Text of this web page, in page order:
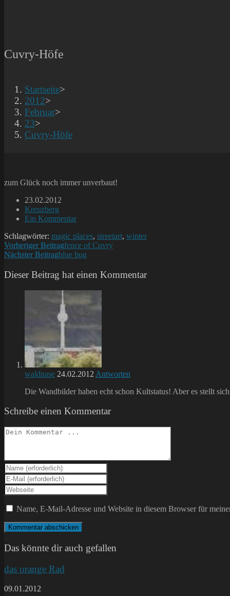
Cuvry-Höfe
Startseite>
2012>
Februar>
23>
Cuvry-Höfe
zum Glück noch immer unverbaut!
Beitrag
veröffentlicht:
23.02.2012
Beitrags-
Kategorie:
Kreuzberg
Beitrags-
Ein Kommentar
Schlagwörter: magic places, streetart, winter
Weitere
Artikel
ansehen
Vorheriger Beitragfence of Cuvry
Nächster Beitragblue bug
Dieser Beitrag hat einen Kommentar
waldnase 24.02.2012 Antworten
Die Wandbilder haben echt schon Kultstatus! Aber es stellt
Schreibe einen Kommentar
Kommentieren
Gib
deinen
Namen
oder
Benutzernamen
zum
Kommentieren
ein
Gib
deine
E-
Mail-
Adresse
zum
Kommentieren
Gib
deine
Website-
ein
(optional)
Name, E-Mail-Adresse und Website in diesem Browser für
Das könnte dir auch gefallen
das orange Rad
09.01.2012